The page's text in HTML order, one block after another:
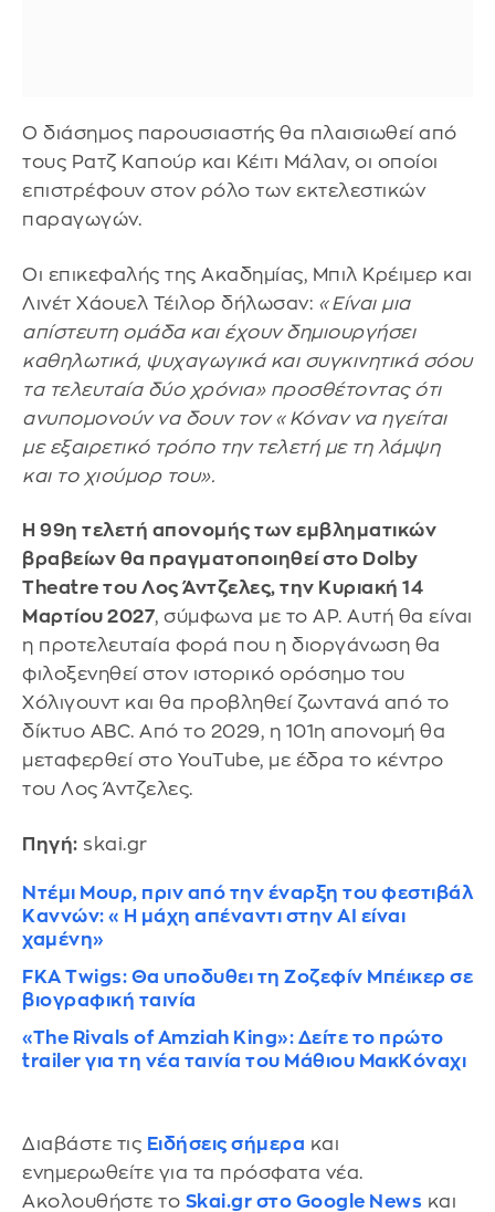
Ο διάσημος παρουσιαστής θα πλαισιωθεί από
τους Ρατζ Καπούρ και Κέιτι Μάλαν, οι οποίοι
επιστρέφουν στον ρόλο των εκτελεστικών
παραγωγών.
Οι επικεφαλής της Ακαδημίας, Μπιλ Κρέιμερ και
Λινέτ Χάουελ Τέιλορ δήλωσαν: «Είναι μια
απίστευτη ομάδα και έχουν δημιουργήσει
καθηλωτικά, ψυχαγωγικά και συγκινητικά σόου
τα τελευταία δύο χρόνια» προσθέτοντας ότι
ανυπομονούν να δουν τον «Κόναν να ηγείται
με εξαιρετικό τρόπο την τελετή με τη λάμψη
και το χιούμορ του».
Η 99η τελετή απονομής των εμβληματικών
βραβείων θα πραγματοποιηθεί στο Dolby
Theatre του Λος Άντζελες, την Κυριακή 14
Μαρτίου 2027, σύμφωνα με το ΑP. Αυτή θα είναι
η προτελευταία φορά που η διοργάνωση θα
φιλοξενηθεί στον ιστορικό ορόσημο του
Χόλιγουντ και θα προβληθεί ζωντανά από το
δίκτυο ABC. Από το 2029, η 101η απονομή θα
μεταφερθεί στο YouTube, με έδρα το κέντρο
του Λος Άντζελες.
Πηγή: skai.gr
Ντέμι Μουρ, πριν από την έναρξη του φεστιβάλ
Καννών: «Η μάχη απέναντι στην AI είναι
χαμένη»
FKA Twigs: Θα υποδυθει τη Ζοζεφίν Μπέικερ σε
βιογραφική ταινία
«The Rivals of Amziah King»: Δείτε το πρώτο
trailer για τη νέα ταινία του Μάθιου ΜακΚόναχι
Διαβάστε τις Ειδήσεις σήμερα και
ενημερωθείτε για τα πρόσφατα νέα.
Ακολουθήστε το Skai.gr στο Google News και